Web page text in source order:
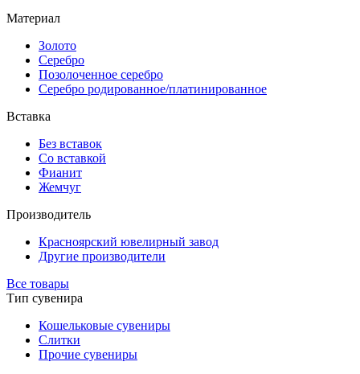
Материал
Золото
Серебро
Позолоченное серебро
Серебро родированное/платинированное
Вставка
Без вставок
Со вставкой
Фианит
Жемчуг
Производитель
Красноярский ювелирный завод
Другие производители
Все товары
Тип сувенира
Кошельковые сувениры
Слитки
Прочие сувениры